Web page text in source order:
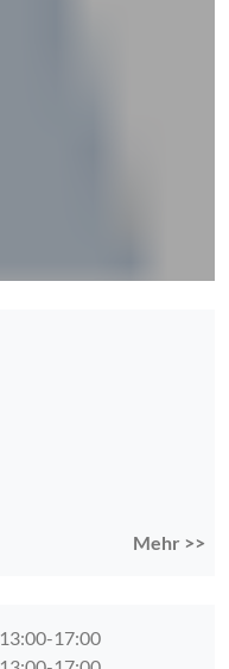
Mehr >>
13:00-17:00